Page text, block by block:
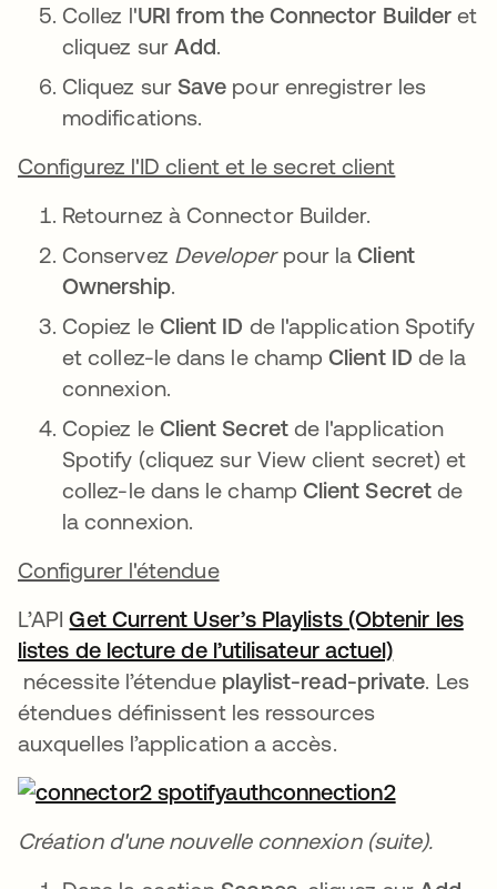
Collez l'URI from the Connector Builder et
cliquez sur Add
Cliquez sur Save pour enregistrer les
modifications.
Configurez l'ID client et le secret client
Retournez à Connector Builder.
Conservez Developerpour laClient
Ownership.
Copiez le Client ID de l'application Spotify
et collez-le dans le champClient ID de la
connexion.
Copiez le Client Secretde l'application
Spotify (cliquez sur View client secret) et
collez-le dans le champ Client Secretde
la connexion.
Configurer l'étendue
L’APIGet Current User’s Playlists (Obtenir les
listes de lecture de l’utilisateur actuel)
s’ouvre dans un nouvel onglet
nécessite l’étendue playlist-read-private . Les
étendues définissent les ressources
auxquelles l’application a accès.
Création d'une nouvelle connexion (suite).